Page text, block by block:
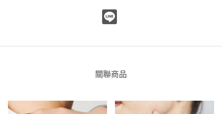
關聯商品